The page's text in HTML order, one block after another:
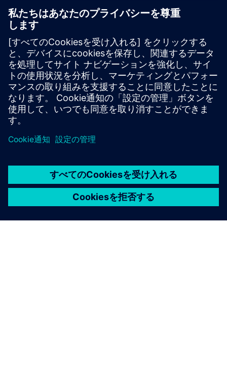
SIMATIC S7-1200
オートメーションソリューションには、ベーシック
コントローラーが賢い選択です。SIMATIC S7-1200コ
ントローラーには、標準バージョンとフェイルセー
フバージョンがあります。